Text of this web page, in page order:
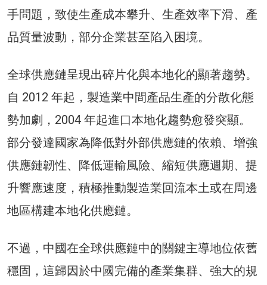
手問題，致使生產成本攀升、生產效率下滑、產
品質量波動，部分企業甚至陷入困境。
全球供應鏈呈現出碎片化與本地化的顯著趨勢。
自 2012 年起，製造業中間產品生產的分散化態
勢加劇，2004 年起進口本地化趨勢愈發突顯。
部分發達國家為降低對外部供應鏈的依賴、增強
供應鏈韌性、降低運輸風險、縮短供應週期、提
升響應速度，積極推動製造業回流本土或在周邊
地區構建本地化供應鏈。
不過，中國在全球供應鏈中的關鍵主導地位依舊
穩固，這歸因於中國完備的產業集群、強大的規